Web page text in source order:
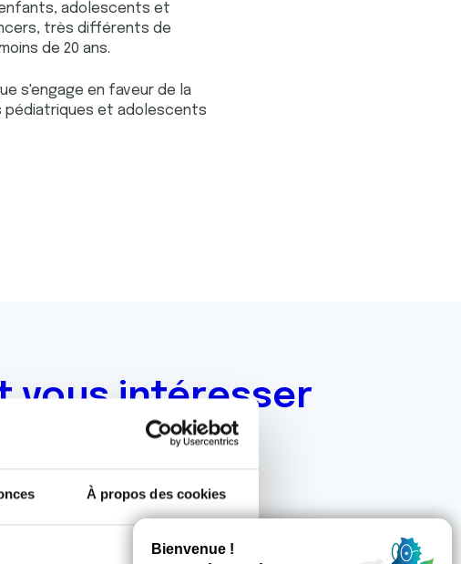
À propos des cookies
enfants, adolescents et
très différents de
de 20 ans.
s'engage en faveur de la
pédiatriques et adolescents
vous intéresser